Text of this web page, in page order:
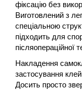
фіксацію без
Виготовлений з
спеціальною
підходить для
післяопераційної
Накладення
застосування
Досить просто